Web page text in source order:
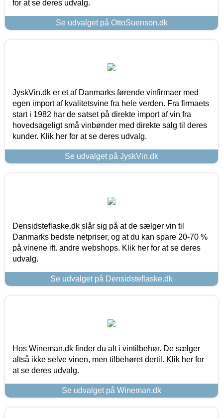
for at se deres udvalg.
Se udvalget på OttoSuenson.dk
JyskVin.dk er et af Danmarks førende vinfirmaer med
egen import af kvalitetsvine fra hele verden. Fra firmaets
start i 1982 har de satset på direkte import af vin fra
hovedsageligt små vinbønder med direkte salg til deres
kunder. Klik her for at se deres udvalg.
Se udvalget på JyskVin.dk
Densidsteflaske.dk slår sig på at de sælger vin til
Danmarks bedste netpriser, og at du kan spare 20-70 %
på vinene ift. andre webshops. Klik her for at se deres
udvalg.
Se udvalget på Densidsteflaske.dk
Hos Wineman.dk finder du alt i vintilbehør. De sælger
altså ikke selve vinen, men tilbehøret dertil. Klik her for
at se deres udvalg.
Se udvalget på Wineman.dk